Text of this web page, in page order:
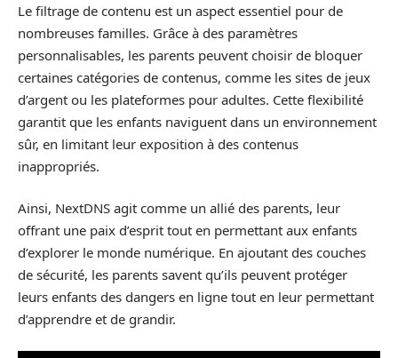
Le filtrage de contenu est un aspect essentiel pour de
nombreuses familles. Grâce à des paramètres
personnalisables, les parents peuvent choisir de bloquer
certaines catégories de contenus, comme les sites de jeux
d’argent ou les plateformes pour adultes. Cette flexibilité
garantit que les enfants naviguent dans un environnement
sûr, en limitant leur exposition à des contenus
inappropriés.
Ainsi, NextDNS agit comme un allié des parents, leur
offrant une paix d’esprit tout en permettant aux enfants
d’explorer le monde numérique. En ajoutant des couches
de sécurité, les parents savent qu’ils peuvent protéger
leurs enfants des dangers en ligne tout en leur permettant
d’apprendre et de grandir.